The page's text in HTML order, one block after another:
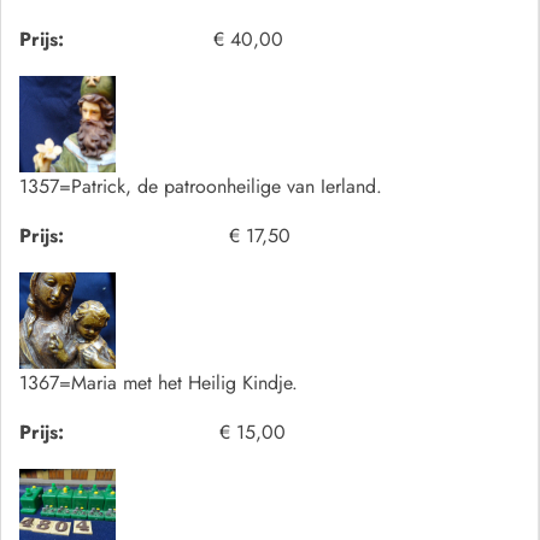
Prijs:
€ 40,00
1357=Patrick, de patroonheilige van Ierland.
Prijs:
€ 17,50
1367=Maria met het Heilig Kindje.
Prijs:
€ 15,00